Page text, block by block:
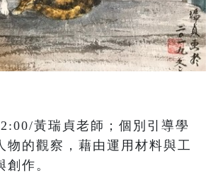
黃瑞貞老師；個別引導學
物的觀察，藉由運用材料與工
作。